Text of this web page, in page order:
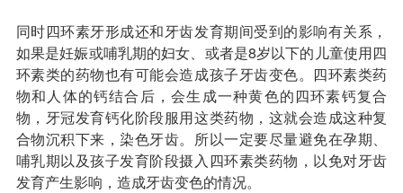
同时四环素牙形成还和牙齿发育期间受到的影响有关系，
如果是妊娠或哺乳期的妇女、或者是8岁以下的儿童使用四
环素类的药物也有可能会造成孩子牙齿变色。四环素类药
物和人体的钙结合后，会生成一种黄色的四环素钙复合
物，牙冠发育钙化阶段服用这类药物，这就会造成这种复
合物沉积下来，染色牙齿。所以一定要尽量避免在孕期、
哺乳期以及孩子发育阶段摄入四环素类药物，以免对牙齿
发育产生影响，造成牙齿变色的情况。